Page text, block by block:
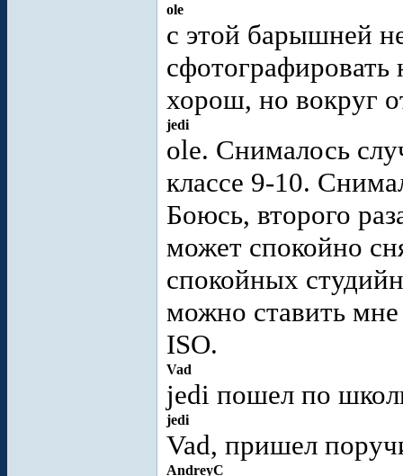
ole
с этой барышней
хорош, но вокруг
jedi
ole. Снималось
классе 9-10.
Боюсь, второго
может спокойно
спокойных
можно ставить
ISO.
Vad
jedi пошел по
jedi
Vad, пришел
AndreyC